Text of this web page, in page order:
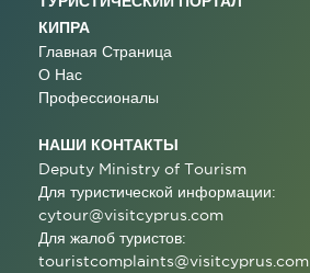
КИПРА
Главная Страница
О Нас
Профессионалы
НАШИ КОНТАКТЫ
Deputy Ministry of Tourism
Для туристической информации:
cytour@visitcyprus.com
Для жалоб туристов:
touristcomplaints@visitcyprus.com